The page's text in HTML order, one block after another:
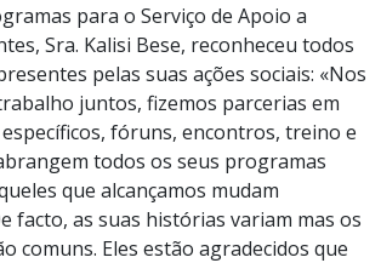
para o Serviço de Apoio a
Sra. Kalisi Bese, reconheceu todos
pelas suas ações sociais: «Nos
juntos, fizemos parcerias em
fóruns, encontros, treino e
todos os seus programas
que alcançamos mudam
facto, as suas histórias variam mas os
comuns. Eles estão agradecidos que